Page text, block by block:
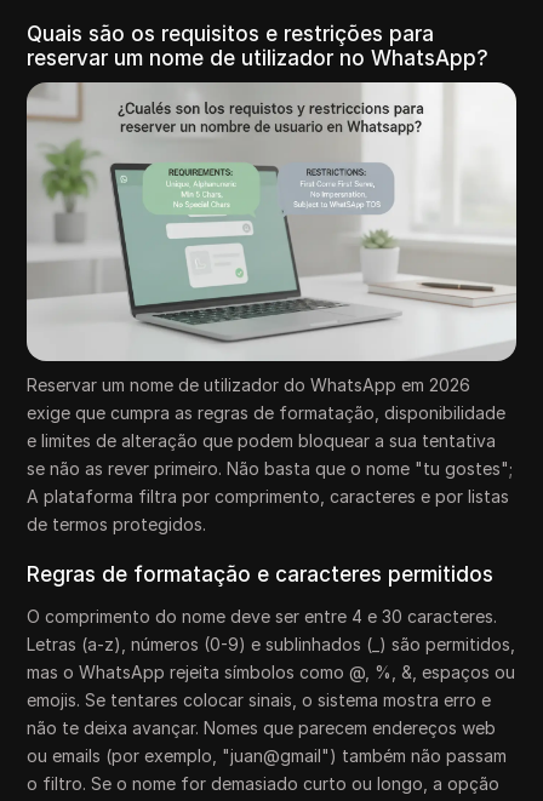
Quais são os requisitos e restrições para
reservar um nome de utilizador no WhatsApp?
Reservar um nome de utilizador do WhatsApp em 2026
exige que cumpra as regras de formatação, disponibilidade
e limites de alteração que podem bloquear a sua tentativa
se não as rever primeiro. Não basta que o nome "tu gostes";
A plataforma filtra por comprimento, caracteres e por listas
de termos protegidos.
Regras de formatação e caracteres permitidos
O comprimento do nome deve ser entre 4 e 30 caracteres.
Letras (a-z), números (0-9) e sublinhados (_) são permitidos,
mas o WhatsApp rejeita símbolos como @, %, &, espaços ou
emojis. Se tentares colocar sinais, o sistema mostra erro e
não te deixa avançar. Nomes que parecem endereços web
ou emails (por exemplo, "juan@gmail") também não passam
o filtro. Se o nome for demasiado curto ou longo, a opção